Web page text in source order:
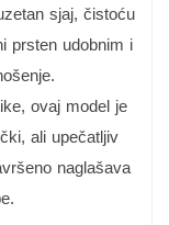
sjaj, čistoću
prsten udobnim i
ovaj model je
ali upečatljiv
naglašava